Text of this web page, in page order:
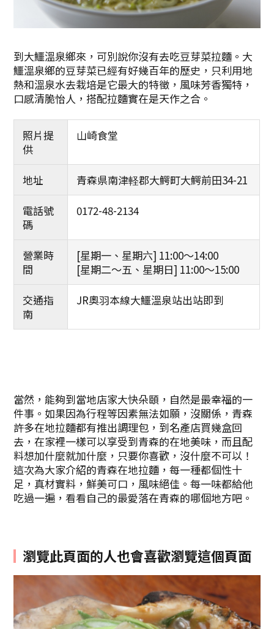
到大鱷溫泉鄉來，可別說你沒有去吃豆芽菜拉麵。大
鱷溫泉鄉的豆芽菜已經有好幾百年的歷史，只利用地
熱和溫泉水去栽培是它最大的特徵，風味芳香獨特，
口感清脆怡人，搭配拉麵實在是天作之合。
照片提
供
山崎食堂
地址
青森県南津軽郡大鰐町大鰐前田34-21
電話號
碼
0172-48-2134
營業時
間
[星期一、星期六] 11:00～14:00
[星期二～五、星期日] 11:00～15:00
交通指
南
JR奧羽本線大鱷溫泉站出站即到
當然，能夠到當地店家大快朵頤，自然是最幸福的一
件事。如果因為行程等因素無法如願，沒關係，青森
許多在地拉麵都有推出調理包，到名產店買幾盒回
去，在家裡一樣可以享受到青森的在地美味，而且配
料想加什麼就加什麼，只要你喜歡，沒什麼不可以！
這次為大家介紹的青森在地拉麵，每一種都個性十
足，真材實料，鮮美可口，風味絕佳。每一味都給他
吃過一遍，看看自己的最愛落在青森的哪個地方吧。
瀏覽此頁面的人也會喜歡瀏覽這個頁面